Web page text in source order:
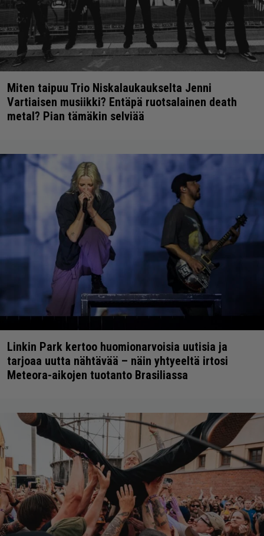
Miten taipuu Trio Niskalaukaukselta Jenni
Vartiaisen musiikki? Entäpä ruotsalainen death
metal? Pian tämäkin selviää
Linkin Park kertoo huomionarvoisia uutisia ja
tarjoaa uutta nähtävää – näin yhtyeeltä irtosi
Meteora-aikojen tuotanto Brasiliassa